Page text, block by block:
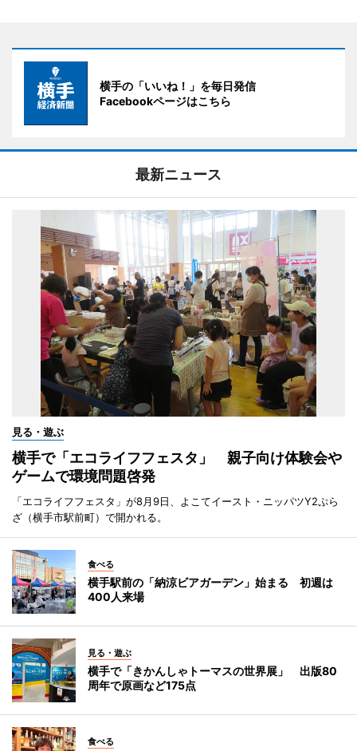
横手の「いいね！」を毎日発信
Facebookページはこちら
最新ニュース
見る・遊ぶ
横手で「エコライフフェスタ」 親子向け体験会や
ゲームで環境問題啓発
「エコライフフェスタ」が8月9日、よこてイースト・ニッパツY2ぷら
ざ（横手市駅前町）で開かれる。
食べる
横手駅前の「納涼ビアガーデン」始まる 初週は
400人来場
見る・遊ぶ
横手で「きかんしゃトーマスの世界展」 出版80
周年で原画など175点
食べる